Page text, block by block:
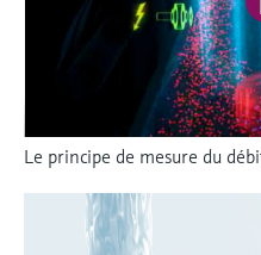
Le principe de mesure du